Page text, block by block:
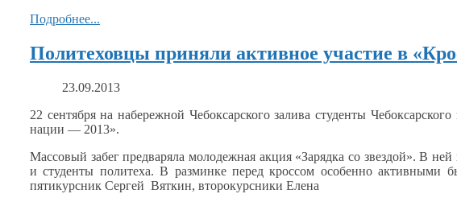
Подробнее...
Политеховцы приняли активное участие в
23.09.2013
22 сентябряна набережной Чебоксарского залива студенты
нации — 2013».
Массовый забег предваряла молодежная акция «Зарядка со звездой». В ней
и студенты политеха.В разминкеперед кроссом особенно активными
пятикурсник Сергей Вяткин, второкурсники Елена